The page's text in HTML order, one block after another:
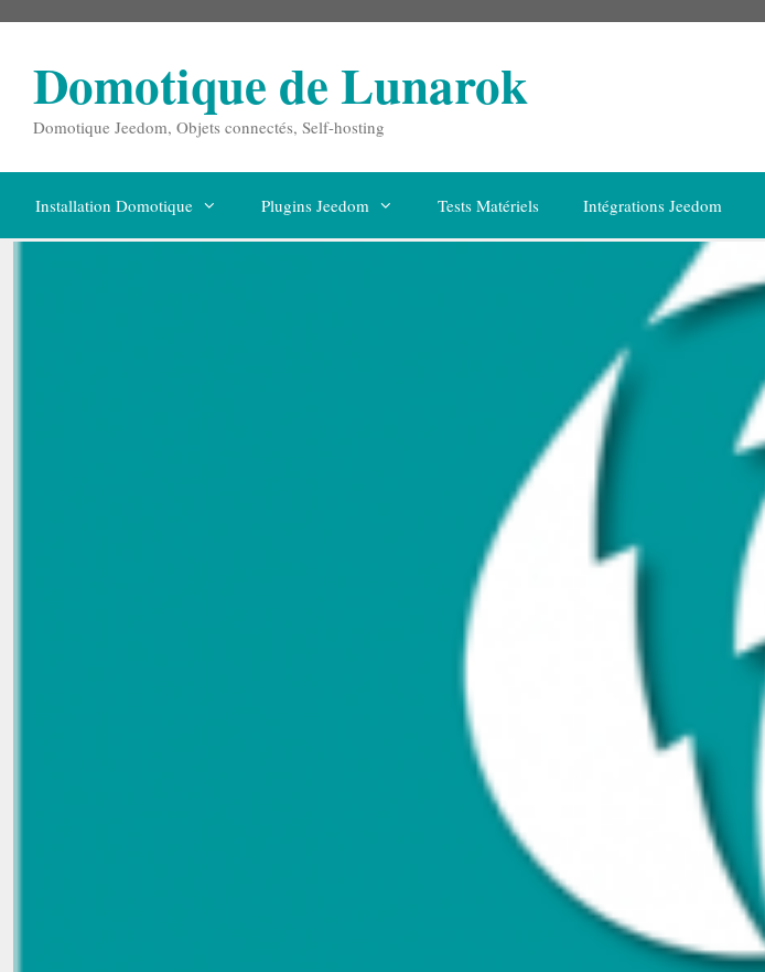
Domotique de Lunarok
Domotique Jeedom, Objets connectés, Self-hosting
Installation Domotique Plugins Jeedom Tests Matériels Intégrations Jeedom